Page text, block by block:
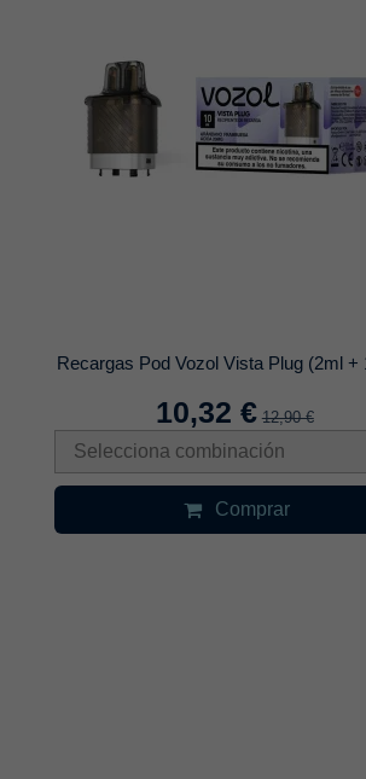
Recargas Pod Vozol Vista Plug (2ml +
10,32 € 12,90 €
Selecciona combinación
Comprar